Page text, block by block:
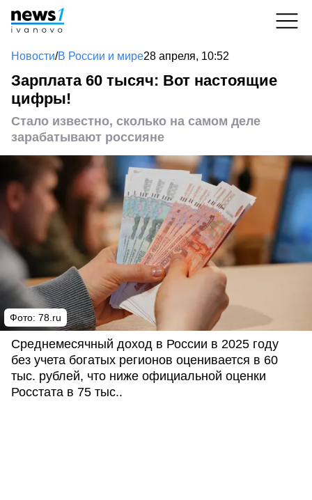
Новости/В России и мире28 апреля, 10:52
Зарплата 60 тысяч: Вот настоящие
цифры!
Стало известно, сколько на самом деле
зарабатывают россияне
Фото: 78.ru
Среднемесячный доход в России в 2025 году
без учета богатых регионов оценивается в 60
тыс. рублей, что ниже официальной оценки
Росстата в 75 тыс..